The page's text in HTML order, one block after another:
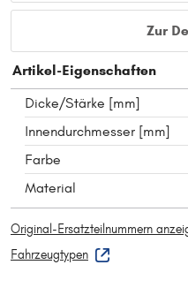
Zur
Artikel-Eigenschaften
Dicke/Stärke [mm]
Innendurchmesser [mm]
Farbe
Material
Original-Ersatzteilnummern
Fahrzeugtypen